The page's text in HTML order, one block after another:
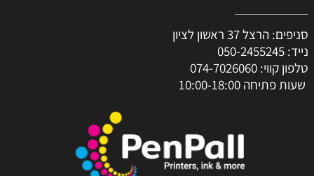
סניפים: הרצל 37 ראשון לציון
נייד: 050-2455245
טלפון קווי: 074-7026060
שעות פתיחה 10:00-18:00